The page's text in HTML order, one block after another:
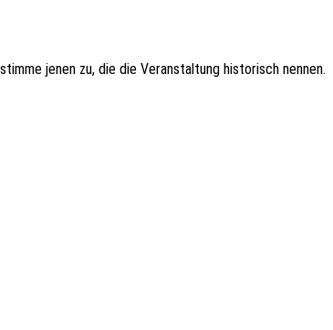
jenen zu, die die Veran­stal­tung histo­risch nennen.